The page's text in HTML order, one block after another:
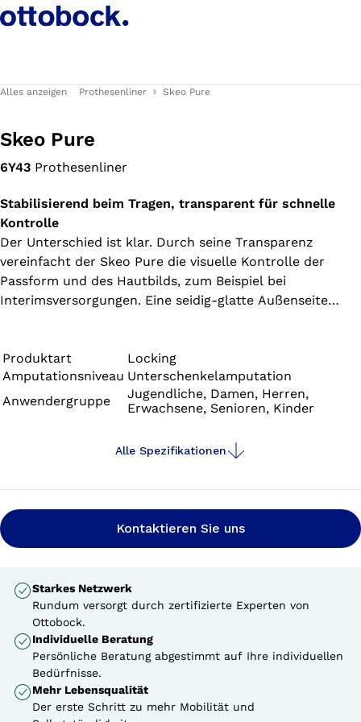
Alles anzeigen Prothesenliner Skeo Pure
Skeo Pure
6Y43 Prothesenliner
Stabilisierend beim Tragen, transparent für schnelle
Kontrolle
Der Unterschied ist klar. Durch seine Transparenz
vereinfacht der Skeo Pure die visuelle Kontrolle der
Passform und des Hautbilds, zum Beispiel bei
Interimsversorgungen. Eine seidig-glatte Außenseite
Außentextil ist wie gemacht für Bade- und
Schwimmprothesen. Alle Liner der Skeo-Familie sind
strapazierfähig, leicht zu reinigen, haften gut und
stabilisieren – ideal für Stümpfe mit viel weichem
Produktart
Locking
Amputationsniveau Unterschenkelamputation
Anwendergruppe
Jugendliche, Damen, Herren,
Erwachsene, Senioren, Kinder
Alle Spezifikationen
Kontaktieren Sie uns
Starkes Netzwerk
Rundum versorgt durch zertifizierte Experten von
Ottobock.
Individuelle Beratung
Persönliche Beratung abgestimmt auf Ihre individuellen
Bedürfnisse.
Mehr Lebensqualität
Der erste Schritt zu mehr Mobilität und